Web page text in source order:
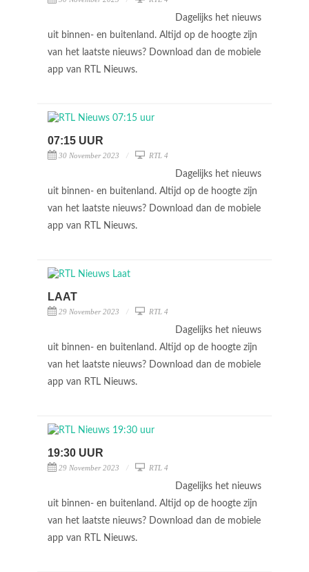
Dagelijks het nieuws
uit binnen- en buitenland. Altijd op de hoogte zijn
van het laatste nieuws? Download dan de mobiele
app van RTL Nieuws.
07:15 UUR
30 November 2023 RTL 4
Dagelijks het nieuws
uit binnen- en buitenland. Altijd op de hoogte zijn
van het laatste nieuws? Download dan de mobiele
app van RTL Nieuws.
LAAT
29 November 2023 RTL 4
Dagelijks het nieuws
uit binnen- en buitenland. Altijd op de hoogte zijn
van het laatste nieuws? Download dan de mobiele
app van RTL Nieuws.
19:30 UUR
29 November 2023 RTL 4
Dagelijks het nieuws
uit binnen- en buitenland. Altijd op de hoogte zijn
van het laatste nieuws? Download dan de mobiele
app van RTL Nieuws.